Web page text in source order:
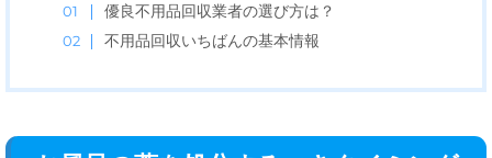
優良不用品回収業者の選び方は？
不用品回収いちばんの基本情報